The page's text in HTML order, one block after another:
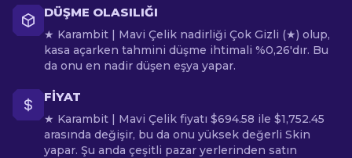
DÜŞME OLASILIĞI
★ Karambit | Mavi Çelik nadirliği Çok Gizli (★) olup,
kasa açarken tahmini düşme ihtimali %0,26'dır. Bu
da onu en nadir düşen eşya yapar.
FIYAT
★ Karambit | Mavi Çelik fiyatı $694.58 ile $1,752.45
arasında değişir, bu da onu yüksek değerli Skin
yapar. Şu anda çeşitli pazar yerlerinden satın